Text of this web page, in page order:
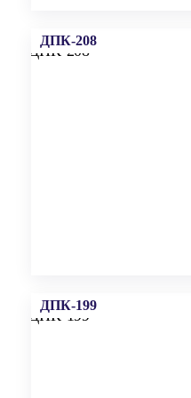
ДПК-208
ДПК-199